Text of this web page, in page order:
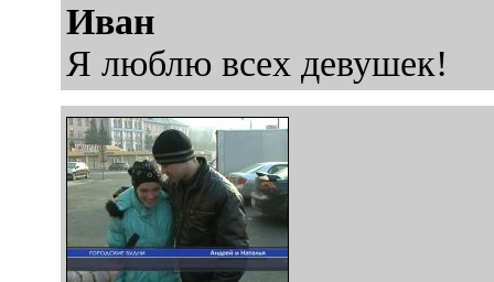
Иван
Я люблю всех девушек!